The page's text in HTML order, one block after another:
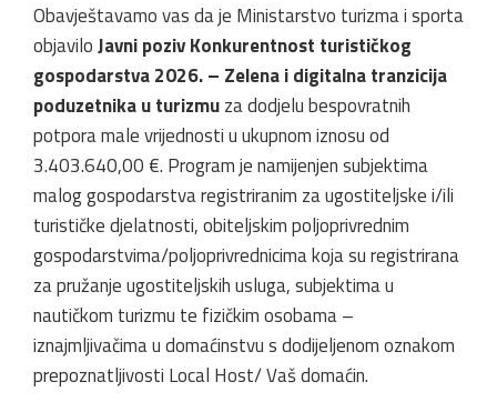
Obavještavamo vas da je Ministarstvo turizma i sporta
objaviloJavni pozivKonkurentnost turističkog
gospodarstva 2026. – Zelena i digitalna tranzicija
poduzetnika u turizmuza dodjelu bespovratnih
potpora male vrijednosti u ukupnom iznosu od
3.403.640,00 €. Program je namijenjen subjektima
malog gospodarstva registriranim za ugostiteljske i/ili
turističke djelatnosti, obiteljskim poljoprivrednim
gospodarstvima/poljoprivrednicima koja su registrirana
za pružanje ugostiteljskih usluga, subjektima u
nautičkom turizmu te fizičkim osobama –
iznajmljivačima u domaćinstvu s dodijeljenom oznakom
prepoznatljivosti Local Host/ Vaš domaćin.